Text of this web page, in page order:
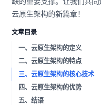
云原生架构的新篇章！
文章目录
一、云原生架构的定义
二、云原生架构的特点
三、云原生架构的核心技术
四、云原生架构的优势
五、结语